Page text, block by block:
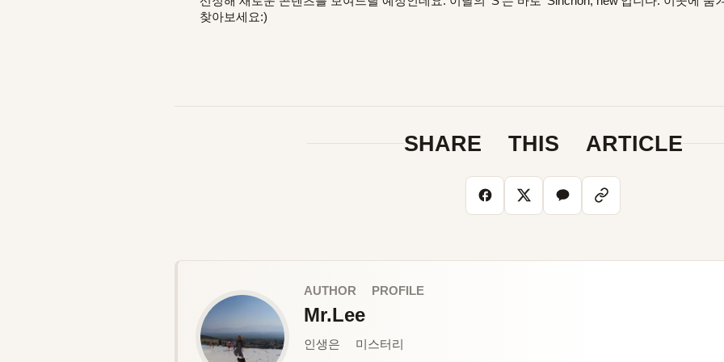
찾아보세요:)
SHARE THIS ARTICLE
AUTHOR PROFILE
Mr.Lee
인생은 미스터리